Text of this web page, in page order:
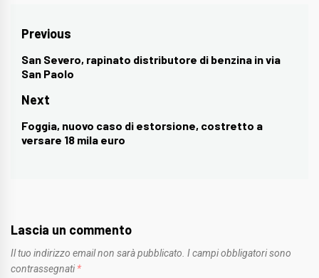
Navigazione
articoli
Previous
Previous
post:
San Severo, rapinato distributore di benzina in via
San Paolo
Next
Next
post:
Foggia, nuovo caso di estorsione, costretto a
versare 18 mila euro
Lascia un commento
Il tuo indirizzo email non sarà pubblicato. I campi obbligatori sono
contrassegnati *